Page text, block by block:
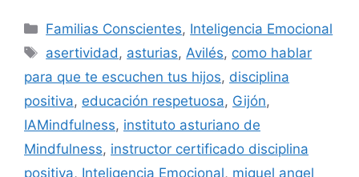
Familias Conscientes, Inteligencia Emocional
asertividad , asturias, Avilés, como hablar
para que te escuchen tus hijos, disciplina
positiva, educación respetuosa, Gijón,
IAMindfulness, instituto asturiano de
Mindfulness, instructor certificado disciplina
positiva, Inteligencia Emocional, miguel angel